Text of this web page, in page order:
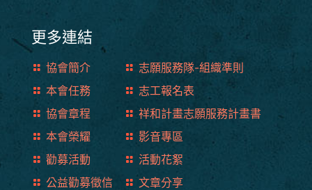
更多連結
協會簡介
志願服務隊-組織準則
本會任務
志工報名表
協會章程
祥和計畫志願服務計畫書
本會榮耀
影音專區
勸募活動
活動花絮
公益勸募徵信
文章分享